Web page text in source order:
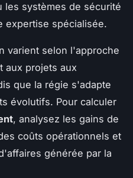
les systèmes de sécurité
expertise spécialisée.
varient selon l'approche
aux projets aux
que la régie s'adapte
évolutifs. Pour calculer
, analysez les gains de
coûts opérationnels et
générée par la